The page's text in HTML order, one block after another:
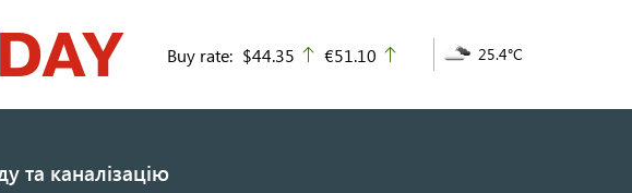
Buy rate: $44.35 up
€51.10 25.4°C
та каналізацію